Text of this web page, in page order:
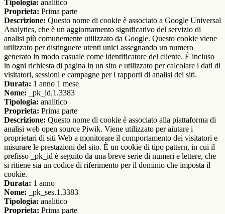
Tipologia: analitico
Proprieta: Prima parte
Descrizione: Questo nome di cookie è associato a Google Universal
Analytics, che è un aggiornamento significativo del servizio di
analisi più comunemente utilizzato da Google. Questo cookie viene
utilizzato per distinguere utenti unici assegnando un numero
generato in modo casuale come identificatore del cliente. È incluso
in ogni richiesta di pagina in un sito e utilizzato per calcolare i dati di
visitatori, sessioni e campagne per i rapporti di analisi dei siti.
Durata: 1 anno 1 mese
Nome: _pk_id.1.3383
Tipologia: analitico
Proprieta: Prima parte
Descrizione: Questo nome di cookie è associato alla piattaforma di
analisi web open source Piwik. Viene utilizzato per aiutare i
proprietari di siti Web a monitorare il comportamento dei visitatori e
misurare le prestazioni del sito. È un cookie di tipo pattern, in cui il
prefisso _pk_id è seguito da una breve serie di numeri e lettere, che
si ritiene sia un codice di riferimento per il dominio che imposta il
cookie.
Durata: 1 anno
Nome: _pk_ses.1.3383
Tipologia: analitico
Proprieta: Prima parte